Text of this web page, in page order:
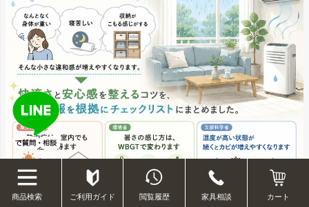
商品検索 ご利用ガイド 閲覧履歴 家具相談 カート